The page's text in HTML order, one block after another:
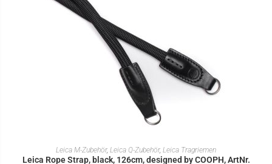
IN DEN WARENKORB
Leica M-Zubehör, Leica Q-Zubehör, Leica Tragriemen
Leica Rope Strap, black, 126cm, designed by COOPH, ArtNr.